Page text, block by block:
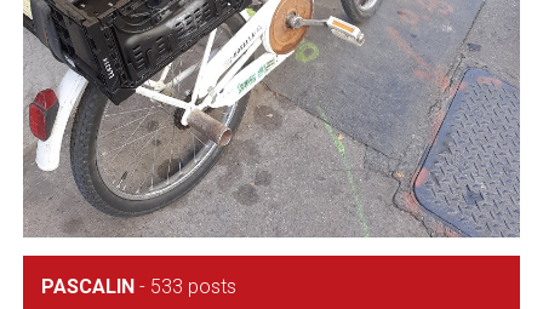
PASCALIN - 533 posts